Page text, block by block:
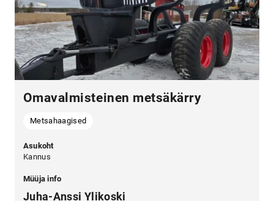
Omavalmisteinen metsäkärry
Metsahaagised
Asukoht
Kannus
Müüja info
Juha-Anssi Ylikoski